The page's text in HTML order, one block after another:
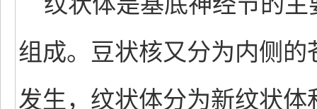
组成。豆状核又分为内侧
发生，纹状体分为新纹状